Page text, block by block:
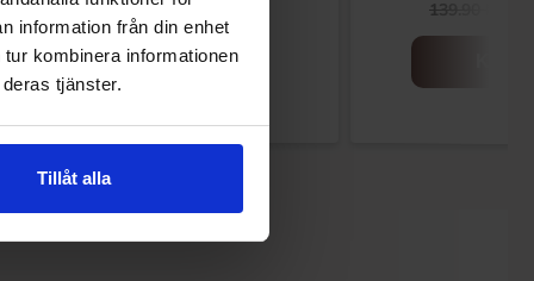
information från din enhet
kombinera informationen
tjänster.
Tillåt alla
329.90 kr
Kjøp
139.90 kr